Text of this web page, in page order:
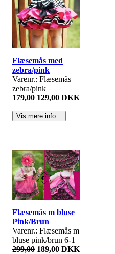
Flæsemås med
zebra/pink
Varenr.: Flæsemås
zebra/pink
179,00 129,00 DKK
Flæsemås m bluse
Pink/Brun
Varenr.: Flæsemås m
bluse pink/brun 6-1
299,00 189,00 DKK